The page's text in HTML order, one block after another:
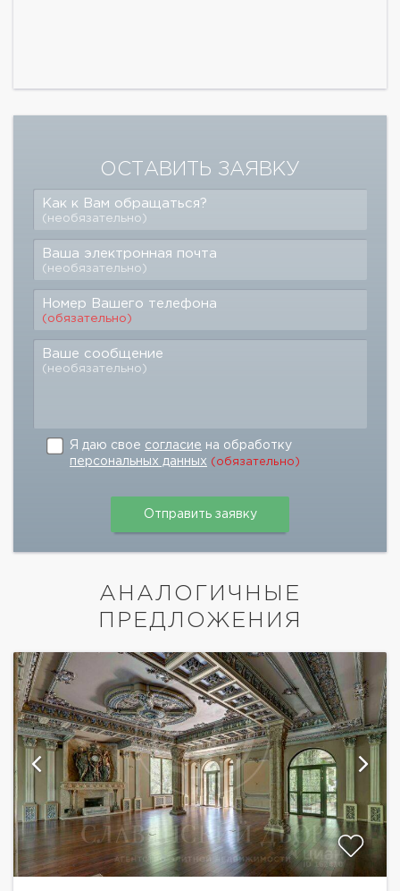
ОСТАВИТЬ ЗАЯВКУ
Как к Вам обращаться?
(необязательно)
Ваша электронная почта
(необязательно)
Номер Вашего телефона
(обязательно)
Ваше сообщение
(необязательно)
Я даю свое согласие на обработку
персональных данных (обязательно)
АНАЛОГИЧНЫЕ
ПРЕДЛОЖЕНИЯ